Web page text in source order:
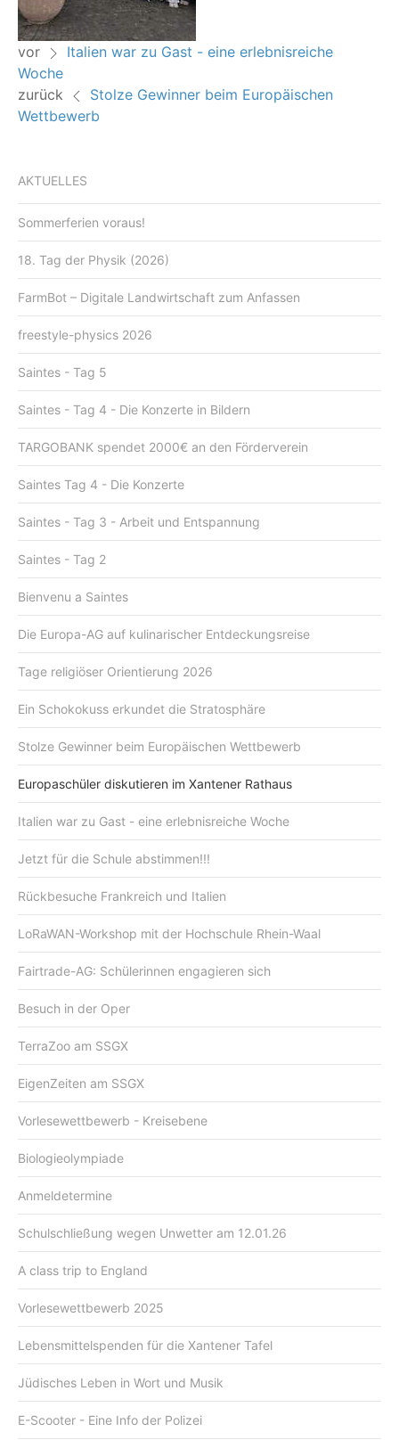
vor
Italien war zu Gast - eine erlebnisreiche
Woche
zurück
Stolze Gewinner beim Europäischen
Wettbewerb
AKTUELLES
Sommerferien voraus!
18. Tag der Physik (2026)
FarmBot – Digitale Landwirtschaft zum Anfassen
freestyle-physics 2026
Saintes - Tag 5
Saintes - Tag 4 - Die Konzerte in Bildern
TARGOBANK spendet 2000€ an den Förderverein
Saintes Tag 4 - Die Konzerte
Saintes - Tag 3 - Arbeit und Entspannung
Saintes - Tag 2
Bienvenu a Saintes
Die Europa-AG auf kulinarischer Entdeckungsreise
Tage religiöser Orientierung 2026
Ein Schokokuss erkundet die Stratosphäre
Stolze Gewinner beim Europäischen Wettbewerb
Europaschüler diskutieren im Xantener Rathaus
Italien war zu Gast - eine erlebnisreiche Woche
Jetzt für die Schule abstimmen!!!
Rückbesuche Frankreich und Italien
LoRaWAN-Workshop mit der Hochschule Rhein-Waal
Fairtrade-AG: Schülerinnen engagieren sich
Besuch in der Oper
TerraZoo am SSGX
EigenZeiten am SSGX
Vorlesewettbewerb - Kreisebene
Biologieolympiade
Anmeldetermine
Schulschließung wegen Unwetter am 12.01.26
A class trip to England
Vorlesewettbewerb 2025
Lebensmittelspenden für die Xantener Tafel
Jüdisches Leben in Wort und Musik
E-Scooter - Eine Info der Polizei